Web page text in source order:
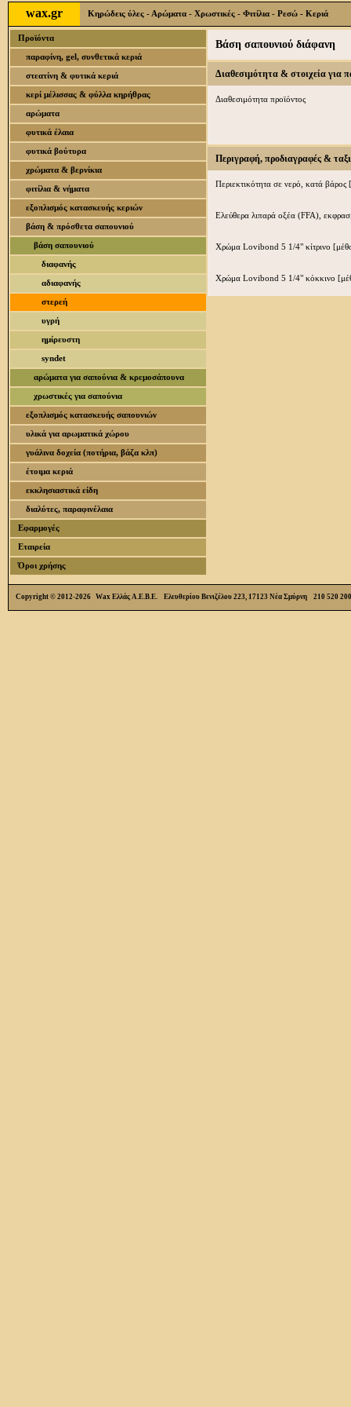
wax.gr Κηρώδεις ύλες - Αρώματα - Χρωστικές - Φιτίλια - Ρεσώ - Κεριά
Προϊόντα
παραφίνη, gel, συνθετικά κεριά
στεατίνη & φυτικά κεριά
κερί μέλισσας & φύλλα κηρήθρας
αρώματα
φυτικά έλαια
φυτικά βούτυρα
χρώματα & βερνίκια
φιτίλια & νήματα
εξοπλισμός κατασκευής κεριών
βάση & πρόσθετα σαπουνιού
βάση σαπουνιού
διαφανής
αδιαφανής
στερεή
υγρή
ημίρευστη
syndet
αρώματα για σαπούνια & κρεμοσάπουνα
χρωστικές για σαπούνια
εξοπλισμός κατασκευής σαπουνιών
υλικά για αρωματικά χώρου
γυάλινα δοχεία (ποτήρια, βάζα κλπ)
έτοιμα κεριά
εκκλησιαστικά είδη
διαλύτες, παραφινέλαια
Εφαρμογές
Εταιρεία
Όροι χρήσης
Βάση σαπουνιού διάφανη
Διαθεσιμότητα & στοιχεία για
Διαθεσιμότητα προϊόντος
Περιγραφή, προδιαγραφές &
Περιεκτικότητα σε νερό, κατά
Ελεύθερα λιπαρά οξέα (FFA),
Χρώμα Lovibond 5 1/4" κίτρινο
Χρώμα Lovibond 5 1/4" κόκκινο
Copyright © 2012-2026 Wax Ελλάς Α.Ε.Β.Ε. Ελευθερίου Βενιζέλου 223, 17123 Νέα Σμύρνη 210 520